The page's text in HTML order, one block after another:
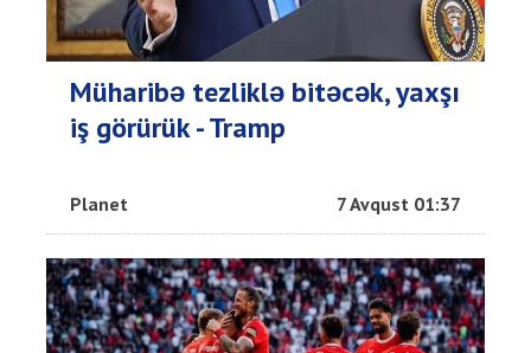
Müharibə tezliklə bitəcək, yaxşı
iş görürük - Tramp
Planet 7 Avqust 01:37